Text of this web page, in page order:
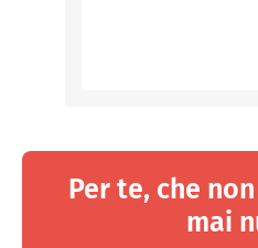
Per te, che
mai